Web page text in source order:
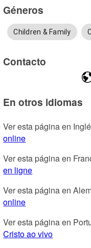
Géneros
Children & Family
Contacto
En otros idiomas
Ver esta página en
online
Ver esta página en
en ligne
Ver esta página en
online
Ver esta página en
Cristo ao vivo